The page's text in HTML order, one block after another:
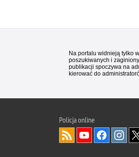
Na portalu widnieją tylko
poszukiwanych i
publikacji spoczywa na
kierować do
Policjaonline